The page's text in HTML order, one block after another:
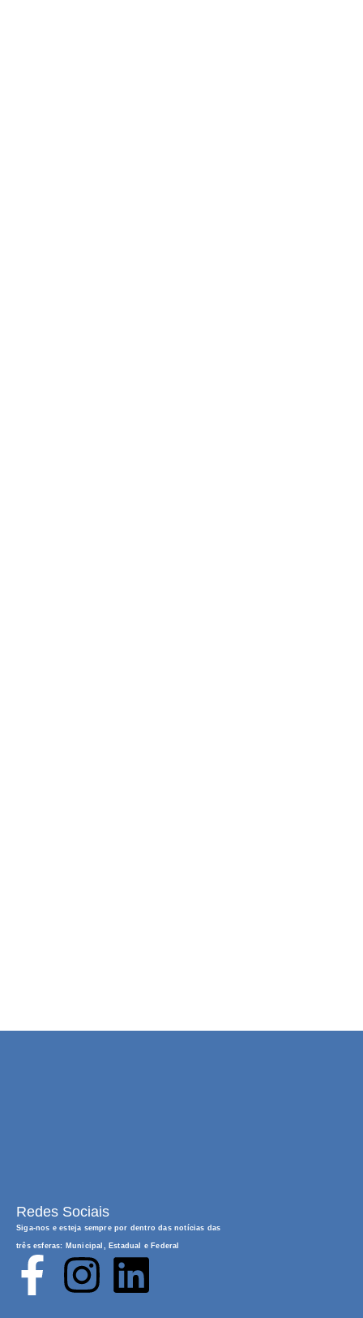
Redes Sociais
Siga-nos e esteja sempre por dentro das notícias das
três esferas: Municipal, Estadual e Federal